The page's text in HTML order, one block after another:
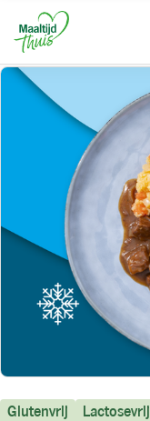
Glutenvrij Lactosevrij